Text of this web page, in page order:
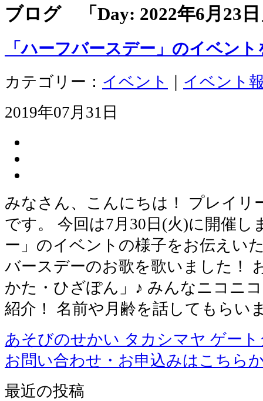
ブログ 「Day: 2022年6月23日
「ハーフバースデー」のイベン
カテゴリー： イベント
イベント
2019年07月31日
みなさん、こんにちは！ プレイリ
です。 今回は7月30日(火)に開催
ー」のイベントの様子をお伝えい
バースデーのお歌を歌いました！
かた・ひざぽん」♪ みんなニコニ
紹介！ 名前や月齢を話してもらい
あそびのせかい タカシマヤ ゲー
お問い合わせ・お申込みはこちら
最近の投稿